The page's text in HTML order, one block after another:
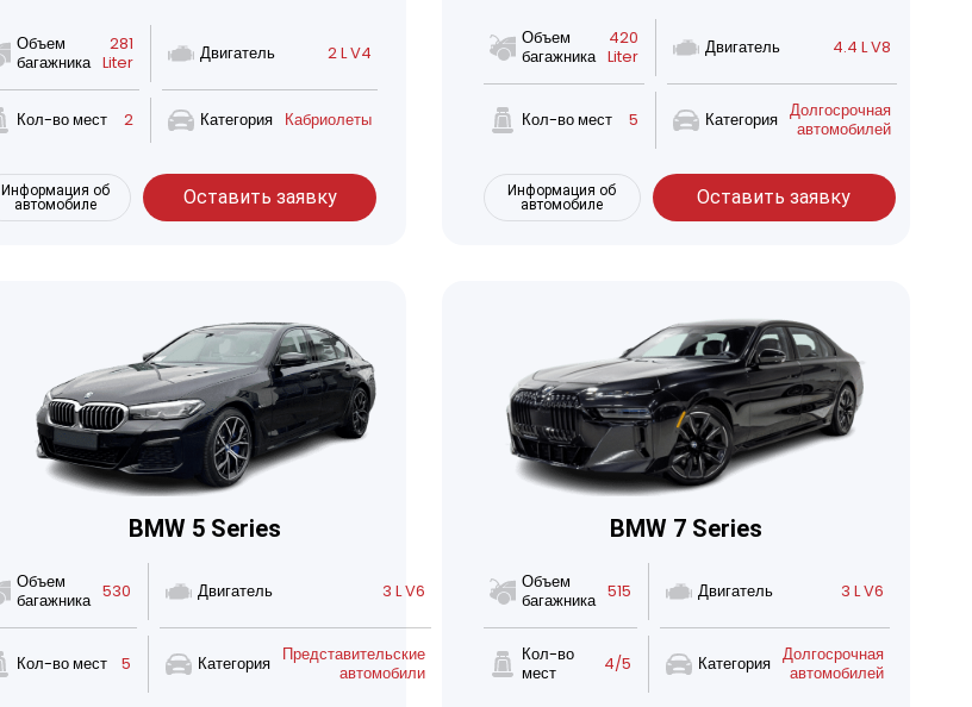
Объем
багажника
281
Liter
Двигатель 2 L V4
Кол-во мест 2 Категория Кабриолеты
Информация об
автомобиле
Оставить заявку
Объем
багажника
420
Liter
Двигатель 4.4 L V8
Кол-во мест 5 Категория Долгосрочная
автомобилей
Информация об
автомобиле
Оставить заявку
BMW 5 Series
Объем
багажника 530 Двигатель 3 L V6
Кол-во мест 5 Категория Представительские
автомобили
BMW 7 Series
Объем
багажника 515 Двигатель 3 L V6
Кол-во
мест
4/5 Категория Долгосрочная
автомобилей